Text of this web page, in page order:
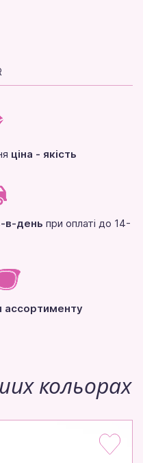
ціна - якість
в-день при оплаті до 14-
ассортименту
кольорах